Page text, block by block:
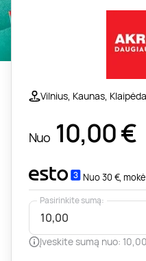
Vilnius, Kaunas,
Nuo 10,00€
Nuo 30 €,
Pasirinkite sumą:
Įveskite sumą nuo: